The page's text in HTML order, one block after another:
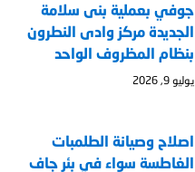
جوفي بعملية بنى سلامة
الجديدة مركز وادى النطرون
بنظام المظروف الواحد
يوليو 9, 2026
اصلاح وصيانة الطلمبات
الغاطسة سواء في بئر جاف